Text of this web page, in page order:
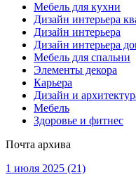
Мебель для кухни
Дизайн интерьера
Дизайн интерьера
Дизайн интерьера
Мебель для спальни
Элементы декора
Карьера
Дизайн и
Мебель
Здоровье и фитнес
Почта архива
1 июля 2025 (21)